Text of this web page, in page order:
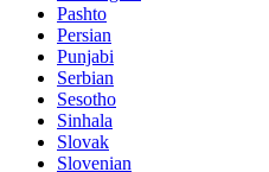
Pashto
Persian
Punjabi
Serbian
Sesotho
Sinhala
Slovak
Slovenian